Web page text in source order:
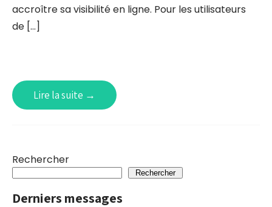
accroître sa visibilité en ligne. Pour les utilisateurs
de […]
Lire la suite →
Rechercher
Rechercher
Derniers messages